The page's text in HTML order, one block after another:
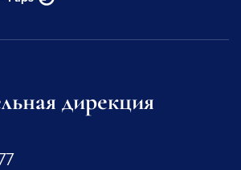
дирекция